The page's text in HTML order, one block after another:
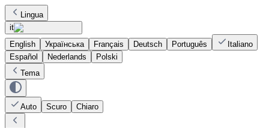
Lingua
it
English
Українська Français Deutsch Português
Italiano
Español
Nederlands
Polski
Tema
Auto Scuro Chiaro